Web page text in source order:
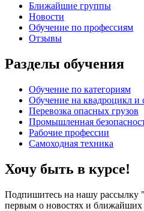
Ближайшие группы
Новости
Обучение по профессиям
Отзывы
Разделы обучения
Обучение по категориям
Обучение на квадроцикл и
Перевозка опасных грузов
Промышленная
Рабочие профессии
Самоходная техника
Хочу быть в курсе!
Подпишитесь на нашу рассылку
первым о новостях и ближайших